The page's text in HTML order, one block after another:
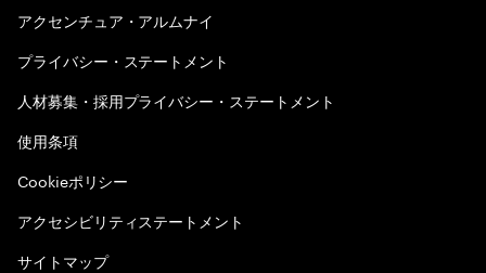
アクセンチュア・アルムナイ
プライバシー・ステートメント
人材募集・採用プライバシー・ステートメント
使用条項
Cookieポリシー
アクセシビリティステートメント
サイトマップ